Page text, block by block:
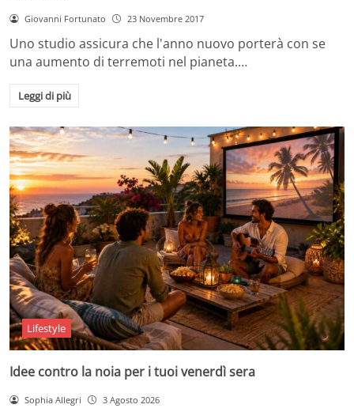
Giovanni Fortunato 23 Novembre 2017
Uno studio assicura che l'anno nuovo porterà con se
una aumento di terremoti nel pianeta.…
Leggi di più
Lifestyle
Idee contro la noia per i tuoi venerdì sera
Sophia Allegri 3 Agosto 2026